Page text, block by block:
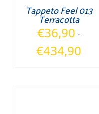
Tappeto Feel 013
Terracotta
€36,90 -
€434,90